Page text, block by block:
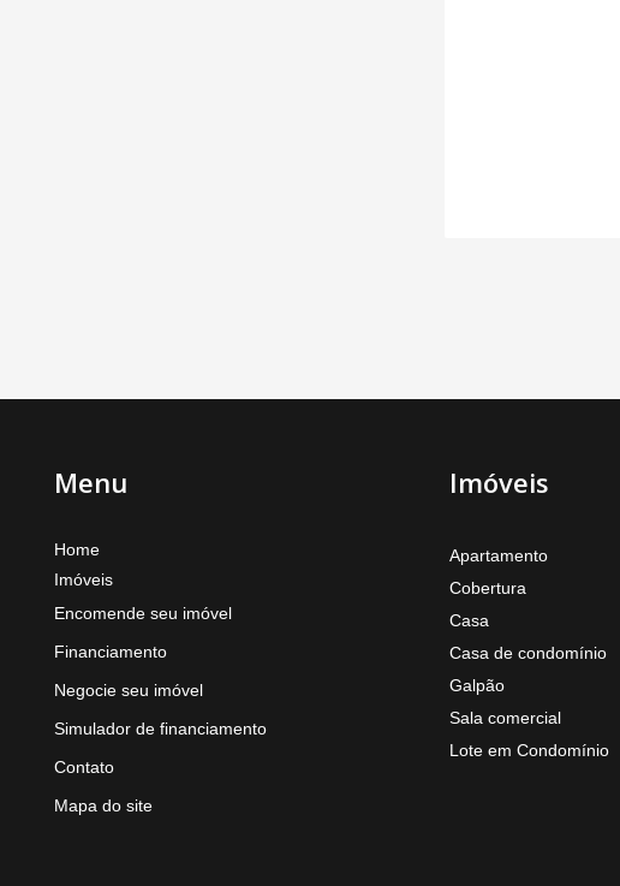
Menu
Home
Imóveis
Encomende seu imóvel
Financiamento
Negocie seu imóvel
Simulador de financiamento
Contato
Mapa do site
Imóveis
Apartamento
Cobertura
Casa
Casa de condomínio
Galpão
Sala comercial
Lote em Condomínio